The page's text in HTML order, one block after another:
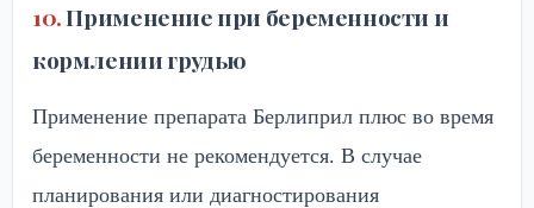
Применение при беременности и
кормлении грудью
Применение препарата Берлиприл плюс во время
беременности не рекомендуется. В случае
планирования или диагностирования